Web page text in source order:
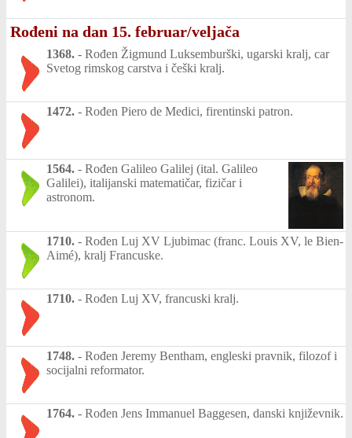
Rođeni na dan 15. februar/veljača
1368. - Rođen Žigmund Luksemburški, ugarski kralj, car
Svetog rimskog carstva i češki kralj.
1472. - Rođen Piero de Medici, firentinski patron.
1564. - Rođen Galileo Galilej (ital. Galileo
Galilei), italijanski matematičar, fizičar i
astronom.
1710. - Rođen Luj XV Ljubimac (franc. Louis XV, le Bien-
Aimé), kralj Francuske.
1710. - Rođen Luj XV, francuski kralj.
1748. - Rođen Jeremy Bentham, engleski pravnik, filozof i
socijalni reformator.
1764. - Rođen Jens Immanuel Baggesen, danski književnik.